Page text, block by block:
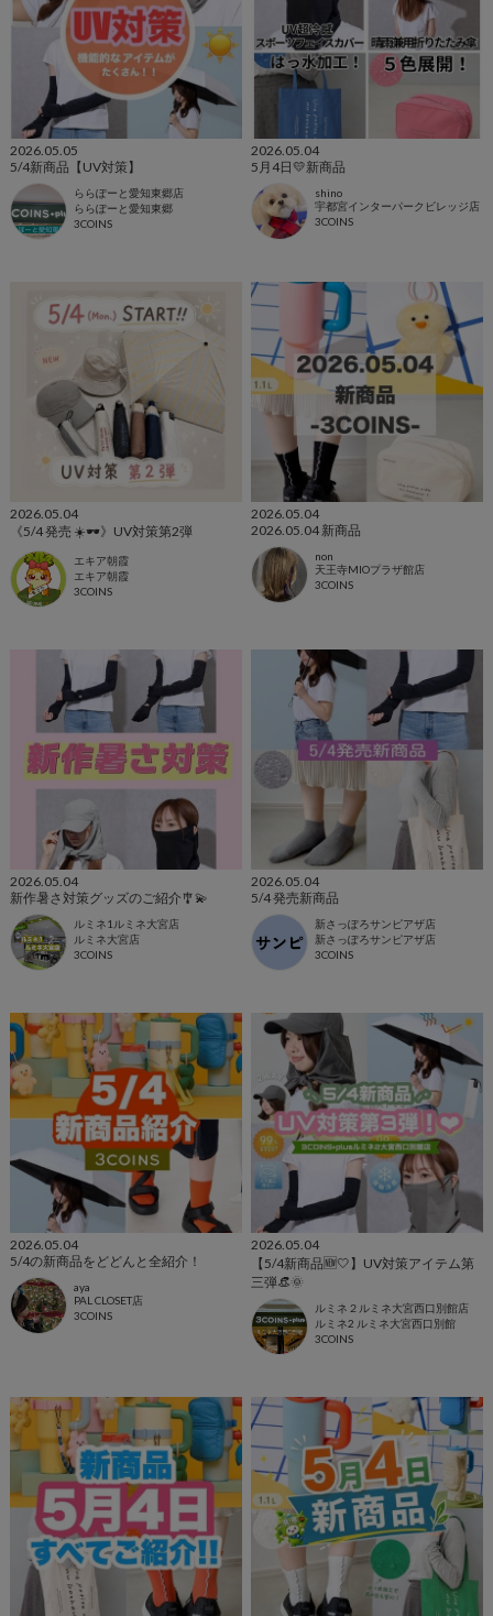
2026.05.05
5/4新商品【UV対策】
ららぽーと愛知東郷店
ららぽーと愛知東郷
3COINS
2026.05.04
5月4日💛新商品
shino
宇都宮インターパークビレッジ店
3COINS
2026.05.04
《5/4 発売 ☀️🕶️》UV対策第2弾
エキア朝霞
エキア朝霞
3COINS
2026.05.04
2026.05.04 新商品
non
天王寺MIOプラザ館店
3COINS
2026.05.04
新作暑さ対策グッズのご紹介🎐💫
ルミネ1ルミネ大宮店
ルミネ大宮店
3COINS
2026.05.04
5/4 発売新商品
新さっぽろサンピアザ店
新さっぽろサンピアザ店
3COINS
2026.05.04
5/4の新商品をどどんと全紹介！
aya
PAL CLOSET店
3COINS
2026.05.04
【5/4新商品🆕🤍】UV対策アイテム第
三弾👒🌞
ルミネ２ルミネ大宮西口別館店
ルミネ2 ルミネ大宮西口別館
3COINS